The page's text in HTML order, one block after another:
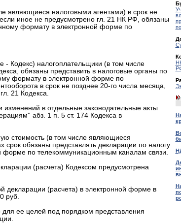
являющиеся налоговыми агентами) в срок не
иное не предусмотрено гл. 21 НК РФ, обязаны
формату в электронной форме по
- Кодекс) налогоплательщики (в том числе
обязаны представить в налоговые органы по
формату в электронной форме по
в срок не позднее 20-го числа месяца,
21 Кодекса.
в отдельные законодательные акты
абз. 1 п. 5 ст. 174 Кодекса в
стоимость (в том числе являющиеся
срок обязаны представлять декларации по налогу
форме по телекоммуникационным каналам связи.
(расчета) Кодексом предусмотрена
декларации (расчета) в электронной форме в
руб.
для ее целей под порядком представления